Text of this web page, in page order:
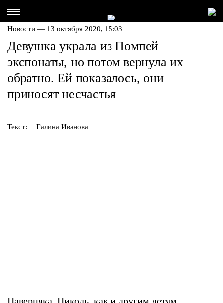
Новости — 13 октября 2020, 15:03
Девушка украла из Помпей
экспонаты, но потом вернула их
обратно. Ей показалось, они
приносят несчастья
Текст: Галина Иванова
Наверняка, Николь, как и другим детям,